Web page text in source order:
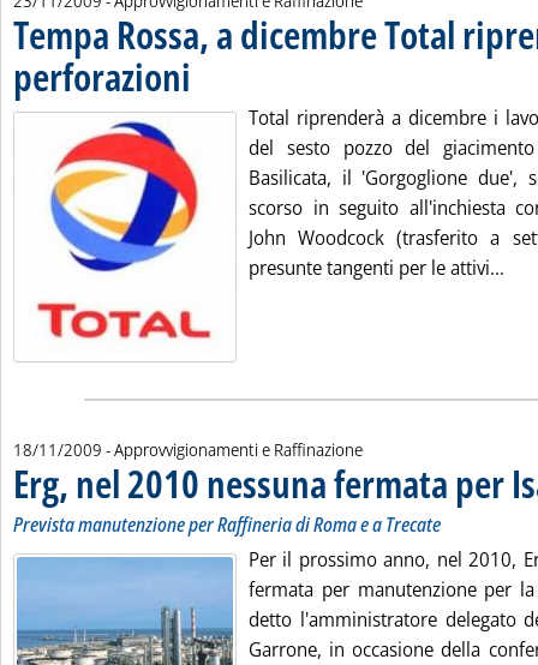
Tempa Rossa, a dicembre Total
perforazioni
Total riprenderà a dicembre i
del sesto pozzo del
Basilicata, il 'Gorgoglione due',
scorso in seguito all'inchiesta
John Woodcock (trasferito a
presunte tangenti per le attivi...
18/11/2009 - Approvvigionamenti e Raffinazione
Erg, nel 2010 nessuna fermata per
Prevista manutenzione per Raffineria di Roma e a Trecate
Per il prossimo anno, nel 2010,
fermata per manutenzione per
detto l'amministratore delegato
Garrone, in occasione della